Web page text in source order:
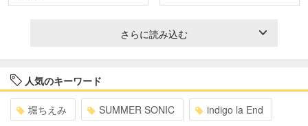
さらに読み込む
人気のキーワード
堀ちえみ SUMMER SONIC indigo la End